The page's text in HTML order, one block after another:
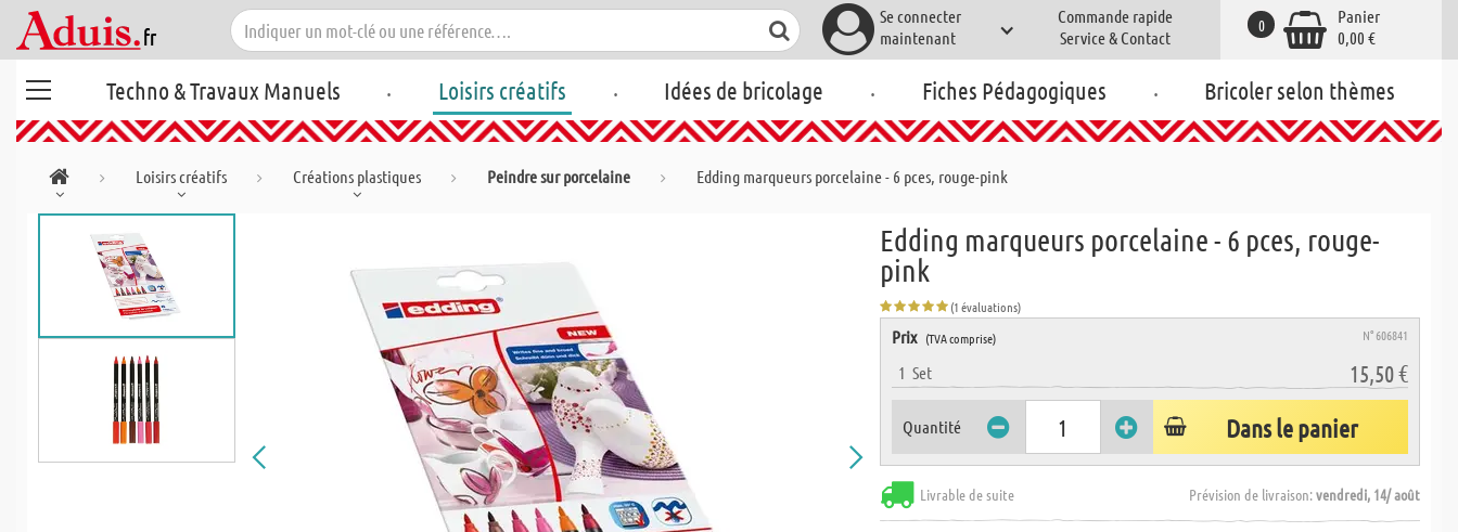
Se connecter
maintenant
Commande rapide
Service & Contact
Panier
0,00 €
0
Techno & Travaux Manuels . Loisirs créatifs . Idées de bricolage . Fiches Pédagogiques . Bricoler selon thèmes
Loisirs créatifs Créations plastiques Peindre sur porcelaine Edding marqueurs porcelaine - 6 pces, rouge-pink
Edding marqueurs porcelaine - 6 pces, rouge-
pink
(1 évaluations)
Prix (TVA comprise) N° 606841
1Set 15,50 €
Quantité Dans le panier
Livrable de suite Prévision de livraison:vendredi, 14/ août